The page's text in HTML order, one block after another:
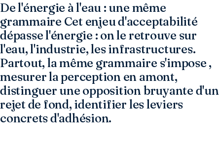
De l'énergie à l'eau : une même
grammaire Cet enjeu d'acceptabilité
dépasse l'énergie : on le retrouve sur
l'eau, l'industrie, les infrastructures.
Partout, la même grammaire s'impose ,
mesurer la perception en amont,
distinguer une opposition bruyante d'un
rejet de fond, identifier les leviers
concrets d'adhésion.